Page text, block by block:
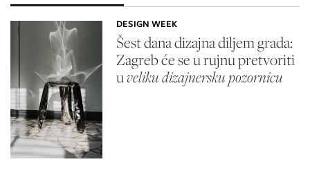
DESIGN WEEK
Šest dana dizajna diljem grada:
Zagreb će se u rujnu pretvoriti
uveliku dizajnersku pozornicu